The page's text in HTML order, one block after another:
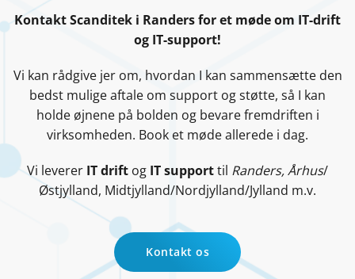
Kontakt Scanditek i Randers for et møde om IT-drift
og IT-support!
Vi kan rådgive jer om, hvordan I kan sammensætte den
bedst mulige aftale om support og støtte, så I kan
holde øjnene på bolden og bevare fremdriften i
virksomheden. Book et møde allerede i dag.
Vi leverer IT drift og IT supporttil Randers, Århus/
Østjylland, Midtjylland/Nordjylland/Jylland m.v.
Kontakt os